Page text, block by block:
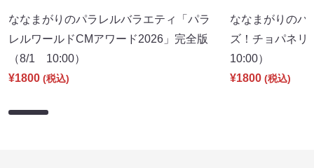
ななまがりのパラレルバラエティ「パラ
レルワールドCMアワード2026」完全版
（8/1 10:00）
¥1800 (税込)
ななまがりのパ
ズ！チョパネ
10:00）
¥1800 (税込)